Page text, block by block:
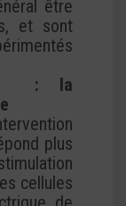
être
et sont
: la
plus
cellules